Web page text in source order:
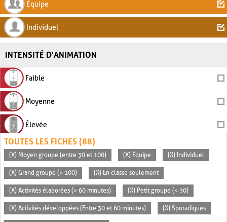
Équipe
Individuel
INTENSITÉ D'ANIMATION
Faible
Moyenne
Élevée
TOUTES LES FICHES (88)
(X) Moyen groupe (entre 30 et 100) (X) Équipe (X) Individuel
(X) Grand groupe (> 100) (X) En classe seulement
(X) Activités élaborées (> 60 minutes) (X) Petit groupe (< 30)
(X) Activités développées (Entre 30 et 60 minutes) (X) Sporadiques